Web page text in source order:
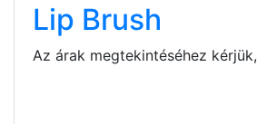
Lip Brush
Az árak megtekintéséhez kérjük,